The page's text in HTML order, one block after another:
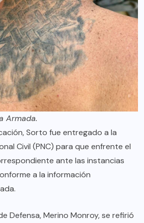
Armada.
Sorto fue entregado a la
Civil (PNC) para que enfrente el
ante las instancias
a la información
Defensa, Merino Monroy, se refirió